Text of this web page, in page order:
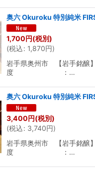
奥六 Okuroku 特別純米
1,700円(税別)
(税込: 1,870円)
岩手県奥州市 【岩手銘醸
度 ：…
奥六 Okuroku 特別純米
3,400円(税別)
(税込: 3,740円)
岩手県奥州市 【岩手銘醸
度 ：…